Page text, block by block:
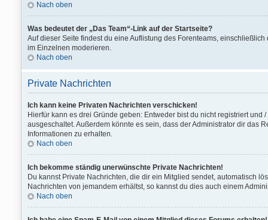
Nach oben
Was bedeutet der „Das Team“-Link auf der Startseite?
Auf dieser Seite findest du eine Auflistung des Forenteams,
im Einzelnen moderieren.
Nach oben
Private Nachrichten
Ich kann keine Privaten Nachrichten verschicken!
Hierfür kann es drei Gründe geben: Entweder bist du nicht registriert
ausgeschaltet. Außerdem könnte es sein, dass der Administrator dir das
Informationen zu erhalten.
Nach oben
Ich bekomme ständig unerwünschte Private Nachrichten!
Du kannst Private Nachrichten, die dir ein Mitglied sendet, automatisch
Nachrichten von jemandem erhältst, so kannst du dies auch einem
Nach oben